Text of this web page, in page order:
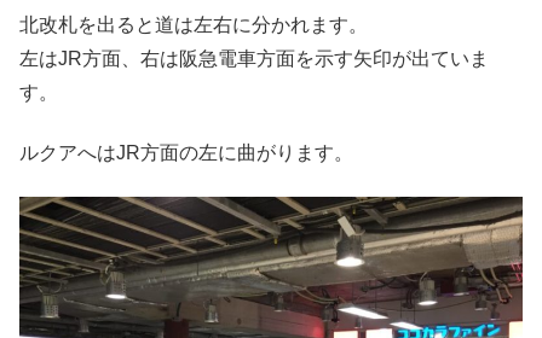
北改札を出ると道は左右に分かれます。
左はJR方面、右は阪急電車方面を示す矢印が出ていま
す。
ルクアへはJR方面の左に曲がります。